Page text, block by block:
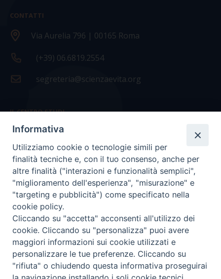
CONTATTI
Via Aurelia 796 | 00165 Roma
(+39) 06.6819.2554
segreteria@scienzaevita.org
IL CENTRO STUDI
La nostra storia
Statuto
Presidenza e ufficio presidenza
Consiglio scientifico
Coordinamento nazionale
COPYRIGHT Scienza & Vita - C.F96600690588- Tutti i
Informativa
Utilizziamo cookie o tecnologie simili per
finalità tecniche e, con il tuo consenso, anche per
altre finalità ("interazioni e funzionalità semplici",
"miglioramento dell'esperienza", "misurazione" e
"targeting e pubblicità") come specificato nella
cookie policy.
Cliccando su "accetta" acconsenti all'utilizzo dei
cookie. Cliccando su "personalizza" puoi avere
maggiori informazioni sui cookie utilizzati e
personalizzare le tue preferenze. Cliccando su
"rifiuta" o chiudendo questa informativa proseguirai